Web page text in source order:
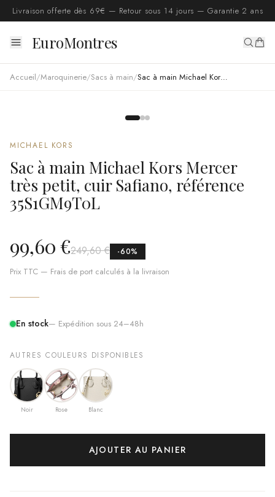
Livraison offerte dès 69€ — Retour sous 14 jours — Garantie 2 ans
EuroMontres
Accueil/Maroquinerie/Sacs à main/ Sac à main Michael Kors Mercer très petit, cuir Safiano, référence 35S1GM9T0L
MICHAEL KORS
Sac à main Michael Kors Mercer
très petit, cuir Safiano, référence
35S1GM9T0L
99,60 €249,60 € -60%
Prix TTC — Frais de port calculés à la livraison
En stock— Expédition sous 24–48h
AUTRES COULEURS DISPONIBLES
Noir Rose Blanc
AJOUTER AU PANIER